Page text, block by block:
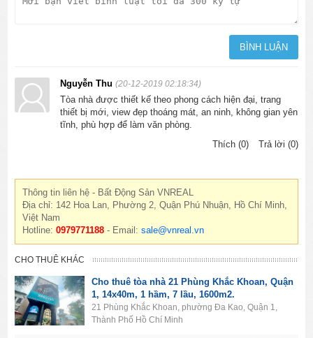
Nguyễn Thu(20-12-2019 02:18:34)
Tòa nhà được thiết kế theo phong cách hiện đại, trang
thiết bị mới, view đẹp thoáng mát, an ninh, không gian yên
tĩnh, phù hợp để làm văn phòng.
Thích (0)
Trả lời (0)
Thông tin liên hệ - Bất Động Sản VNREAL
Địa chỉ: 142 Hoa Lan, Phường 2, Quận Phú Nhuận, Hồ Chí Minh,
Việt Nam
Hotline:0979771188 - Email:sale@vnreal.vn
CHO THUÊ KHÁC
Cho thuê tòa nhà 21 Phùng Khắc Khoan, Quận
1, 14x40m, 1 hầm, 7 lầu, 1600m2.
21 Phùng Khắc Khoan, phường Đa Kao, Quận 1,
Thành Phố Hồ Chí Minh